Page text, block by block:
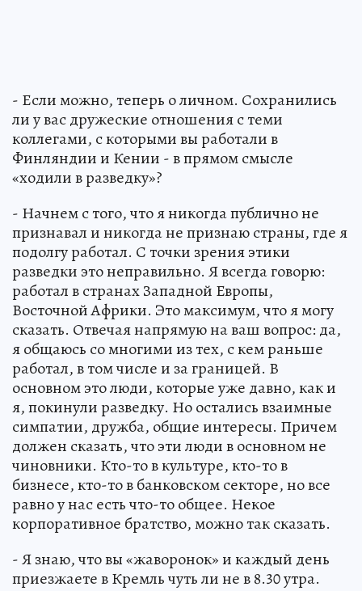
- Если можно, теперь о личном. Сохранились
ли у вас дружеские отношения с теми
коллегами, с которыми вы работали в
Финляндии и Кении - в прямом смысле
«ходили в разведку»?
- Начнем с того, что я никогда публично не
признавал и никогда не признаю страны, где я
подолгу работал. С точки зрения этики
разведки это неправильно. Я всегда говорю:
работал в странах Западной Европы,
Восточной Африки. Это максимум, что я могу
сказать. Отвечая напрямую на ваш вопрос: да,
я общаюсь со многими из тех, с кем раньше
работал, в том числе и за границей. В
основном это люди, которые уже давно, как и
я, покинули разведку. Но остались взаимные
симпатии, дружба, общие интересы. Причем
должен сказать, что эти люди в основном не
чиновники. Кто-то в культуре, кто-то в
бизнесе, кто-то в банковском секторе, но все
равно у нас есть что-то общее. Некое
корпоративное братство, можно так сказать.
- Я знаю, что вы «жаворонок» и каждый день
приезжаете в Кремль чуть ли не в 8.30 утра.